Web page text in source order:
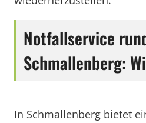
Notfallservice
Schmallenberg:
In Schmallenberg bietet